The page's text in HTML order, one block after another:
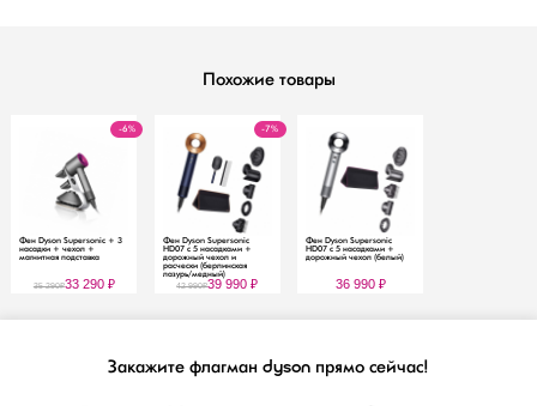
Похожие товары
-6%
Фен Dyson Supersonic + 3
насадки + чехол +
магнитная подставка
35 290₽33 290₽
-7%
Фен Dyson Supersonic
HD07 с 5 насадками +
дорожный чехол и
расчески (берлинская
лазурь/медный)
42 990₽39 990 ₽
Фен Dyson Supersonic
HD07 с 5 насадками +
дорожный чехол (белый)
36 990₽
Закажите флагман dyson прямо сейчас!